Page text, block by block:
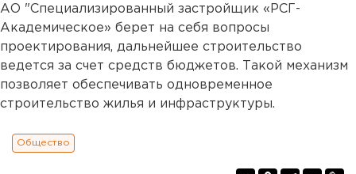
АО "Специализированный застройщик «РСГ-
Академическое» берет на себя вопросы
проектирования, дальнейшее строительство
ведется за счет средств бюджетов. Такой механизм
позволяет обеспечивать одновременное
строительство жилья и инфраструктуры.
Общество